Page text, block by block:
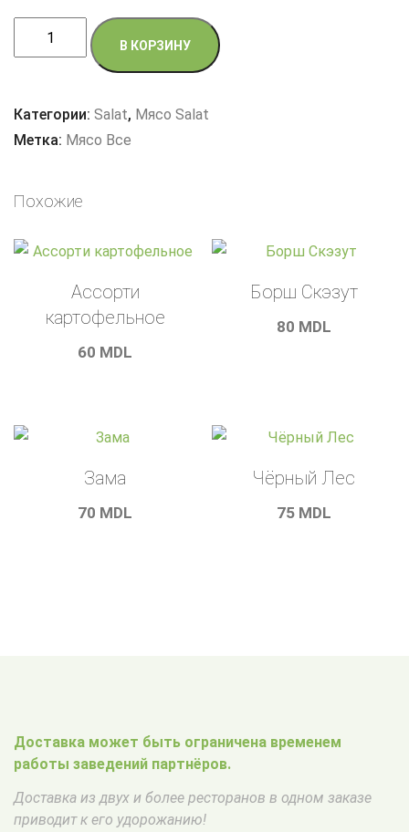
Количество
товара
с
токаной
или
(
выбор)
В КОРЗИНУ
Категории: Salat, Мясо Salat
Метка: Мясо Все
Похожие
Ассорти
картофельное
60 MDL
Борш Скэзут
80 MDL
Зама
70 MDL
Чёрный Лес
75 MDL
Доставка может быть ограничена временем
работы заведений партнёров.
Доставка из двух и более ресторанов в одном заказе
приводит к его удорожанию!